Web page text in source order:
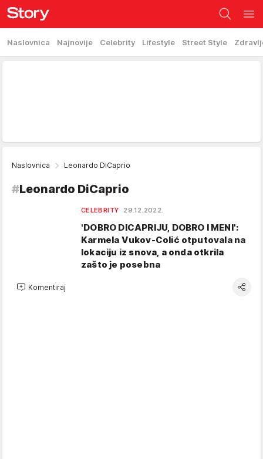
Naslovnica Najnovije Celebrity Lifestyle Street Style
Naslovnica Leonardo DiCaprio
#Leonardo DiCaprio
CELEBRITY 29.12.2022.
'DOBRO DICAPRIJU, DOBRO I MENI':
Karmela Vukov-Colić otputovala na
lokaciju iz snova, a onda otkrila
zašto je posebna
Komentiraj